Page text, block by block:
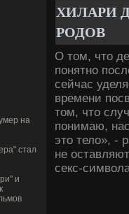
на
стал
и
ХИЛАРИ
РОДОВ
О том, что
понятно
сейчас
времени
том, что
понимаю,
это тело», -
не
секс-